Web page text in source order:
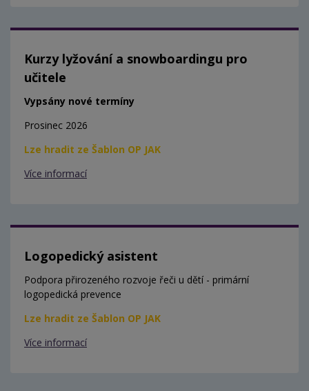
Kurzy lyžování a snowboardingu pro
učitele
Vypsány nové termíny
Prosinec 2026
Lze hradit ze Šablon OP JAK
Více informací
Logopedický asistent
Podpora přirozeného rozvoje řeči u dětí - primární
logopedická prevence
Lze hradit ze Šablon OP JAK
Více informací